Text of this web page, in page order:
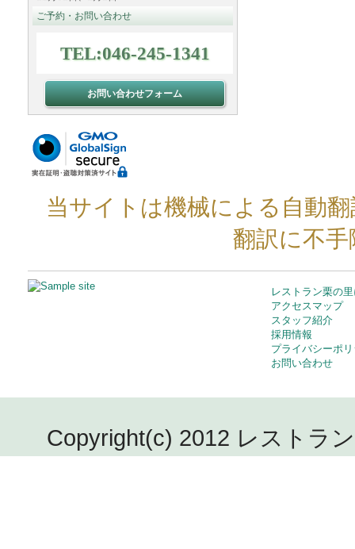
ご予約・お問い合わせ
TEL:046-245-1341
お問い合わせフォーム
当サイトは機械による自動
翻訳に不
レストラン栗の
アクセスマップ
スタッフ紹介
採用情報
プライバシーポ
お問い合わせ
Copyright(c) 2012 レストラ